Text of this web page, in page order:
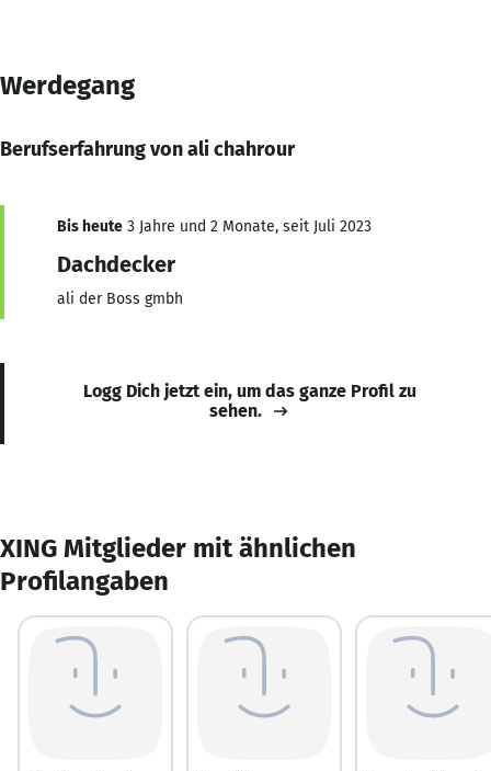
Werdegang
Berufserfahrung von ali chahrour
Bis heute 3 Jahre und 2 Monate, seit Juli 2023
Dachdecker
ali der Boss gmbh
Logg Dich jetzt ein, um das ganze Profil zu
sehen.
XING Mitglieder mit ähnlichen
Profilangaben